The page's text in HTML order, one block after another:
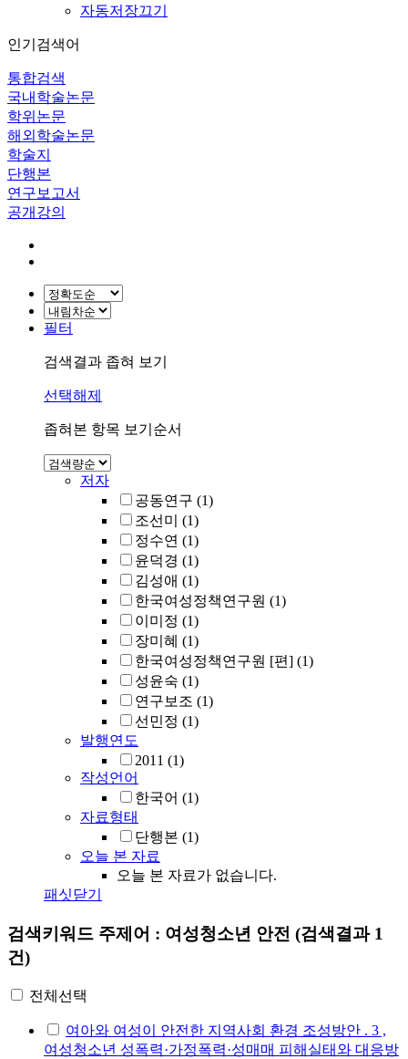
자동저장끄기
인기검색어
통합검색
국내학술논문
학위논문
해외학술논문
학술지
단행본
연구보고서
공개강의
필터
검색결과 좁혀 보기
선택해제
좁혀본 항목 보기순서
저자
공동연구 (1)
조선미
(1)
정수연 (1)
윤덕경 (1)
김성애 (1)
한국여성정책연구원 (1)
이미정 (1)
장미혜 (1)
한국여성정책연구원 [편] (1)
성윤숙 (1)
연구보조 (1)
선민정 (1)
발행연도
2011 (1)
작성언어
한국어 (1)
자료형태
단행본 (1)
오늘 본 자료
오늘 본 자료가 없습니다.
패싯닫기
검색키워드 주제어 : 여성청소년 안전 (검색결과 1
건)
전체선택
여아와 여성이 안전한 지역사회 환경 조성방안 . 3 ,
여성청소년 성폭력·가정폭력·성매매 피해실태와 대응방